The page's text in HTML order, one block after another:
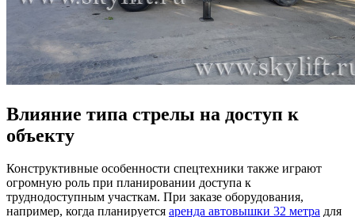
Влияние типа стрелы на доступ к
объекту
Конструктивные особенности спецтехники также играют
огромную роль при планировании доступа к
труднодоступным участкам. При заказе оборудования,
например, когда планируется аренда автовышки 32 метра для